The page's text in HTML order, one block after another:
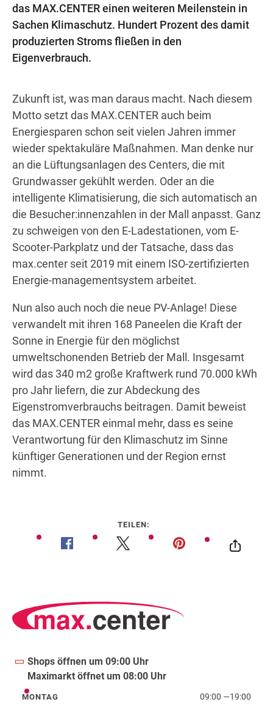
Wegbeschreibung
das MAX.CENTER einen weiteren Meilenstein in
Sachen Klimaschutz. Hundert Prozent des damit
produzierten Stroms fließen in den
Eigenverbrauch.
Zukunft ist, was man daraus macht. Nach diesem
Motto setzt das MAX.CENTER auch beim
Energiesparen schon seit vielen Jahren immer
wieder spektakuläre Maßnahmen. Man denke nur
an die Lüftungsanlagen des Centers, die mit
Grundwasser gekühlt werden. Oder an die
intelligente Klimatisierung, die sich automatisch an
die Besucher:innenzahlen in der Mall anpasst. Ganz
zu schweigen von den E-Ladestationen, vom E-
Scooter-Parkplatz und der Tatsache, dass das
max.center seit 2019 mit einem ISO-zertifizierten
Energie-managementsystem arbeitet.
Nun also auch noch die neue PV-Anlage! Diese
verwandelt mit ihren 168 Paneelen die Kraft der
Sonne in Energie für den möglichst
umweltschonenden Betrieb der Mall. Insgesamt
wird das 340 m2 große Kraftwerk rund 70.000 kWh
pro Jahr liefern, die zur Abdeckung des
Eigenstromverbrauchs beitragen. Damit beweist
das MAX.CENTER einmal mehr, dass es seine
Verantwortung für den Klimaschutz im Sinne
künftiger Generationen und der Region ernst
nimmt.
TEILEN:
Shops öffnen um 09:00 Uhr
Maximarkt öffnet um 08:00 Uhr
Montag
MONTAG 09:00 —19:00